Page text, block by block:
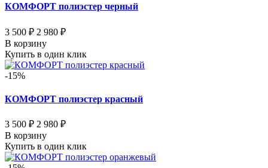
КОМФОРТ полиэстер черный
3 500 ₽ 2 980 ₽
В корзину
Купить в один клик
-15%
КОМФОРТ полиэстер красный
3 500 ₽ 2 980 ₽
В корзину
Купить в один клик